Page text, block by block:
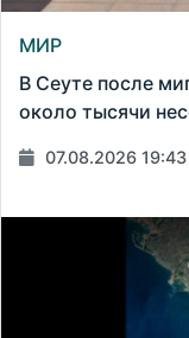
МИР
В Сеуте после
около тысячи
07.08.2026 19:43